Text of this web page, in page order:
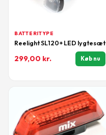
BATTERITYPE
Reelight SL120+ LED lygtesæt
299,00 kr. Køb nu